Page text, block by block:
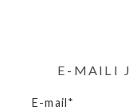
E-MAILI
E-mail*